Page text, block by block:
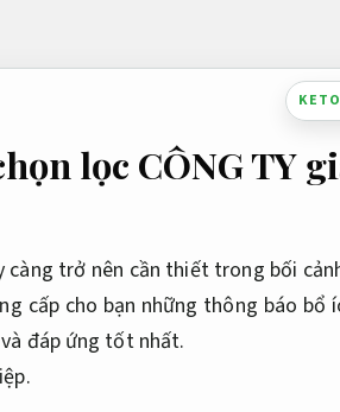
lọc CÔNG TY
trở nên cần thiết trong bối
cấp cho bạn những thông báo bổ
đáp ứng tốt nhất.